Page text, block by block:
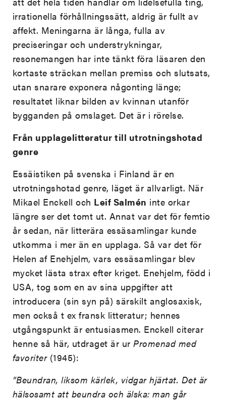
irrationella förhållningssätt, aldrig är fullt av
affekt. Meningarna är långa, fulla av
preciseringar och understrykningar,
resonemangen har inte tänkt föra läsaren den
kortaste sträckan mellan premiss och slutsats,
utan snarare exponera någonting länge;
resultatet liknar bilden av kvinnan utanför
bygganden på omslaget. Det är i rörelse.
Från upplagelitteratur till utrotningshotad
genre
Essäistiken på svenska i Finland är en
utrotningshotad genre, läget är allvarligt. När
Mikael Enckell och Leif Salmén inte orkar
längre ser det tomt ut. Annat var det för femtio
år sedan, när litterära essäsamlingar kunde
utkomma i mer än en upplaga. Så var det för
Helen af Enehjelm, vars essäsamlingar blev
mycket lästa strax efter kriget. Enehjelm, född i
USA, tog som en av sina uppgifter att
introducera (sin syn på) särskilt anglosaxisk,
men också t ex fransk litteratur; hennes
utgångspunkt är entusiasmen. Enckell citerar
henne så här, utdraget är urPromenad med
favoriter(1945):
”Beundran, liksom kärlek, vidgar hjärtat. Det är
hälsosamt att beundra och älska: man går